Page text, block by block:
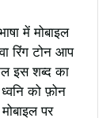
में मोबाइल
रिंग टोन आप
इस शब्द का
को फ़ोन
पर